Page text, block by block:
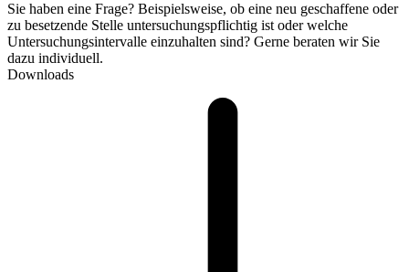
Sie haben eine Frage? Beispielsweise, ob eine neu geschaffene oder
zu besetzende Stelle untersuchungspflichtig ist oder welche
Untersuchungsintervalle einzuhalten sind? Gerne beraten wir Sie
dazu individuell.
Downloads